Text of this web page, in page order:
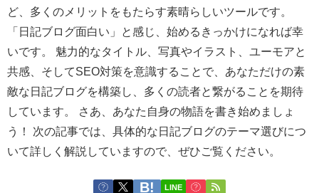
ど、多くのメリットをもたらす素晴らしいツールです。
「日記ブログ面白い」と感じ、始めるきっかけになれば幸
いです。 魅力的なタイトル、写真やイラスト、ユーモアと
共感、そしてSEO対策を意識することで、あなただけの素
敵な日記ブログを構築し、多くの読者と繋がることを期待
しています。 さあ、あなた自身の物語を書き始めましょ
う！ 次の記事では、具体的な日記ブログのテーマ選びにつ
いて詳しく解説していますので、ぜひご覧ください。
LINE